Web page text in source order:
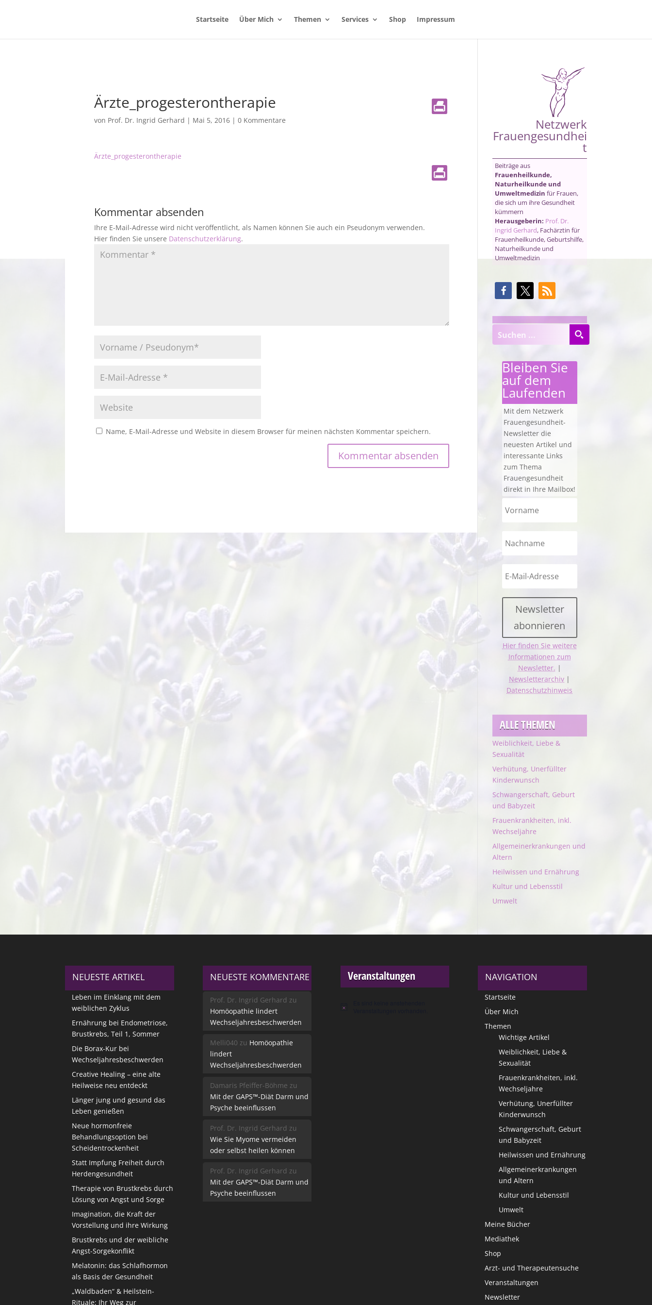
Startseite Über Mich Themen Services Shop Impressum
Ärzte_progesterontherapie
von Prof. Dr. Ingrid Gerhard | Mai 5, 2016| 0 Kommentare
Ärzte_progesterontherapie
Kommentar absenden
Ihre E-Mail-Adresse wird nicht veröffentlicht, als Namen können Sie auch ein Pseudonym verwenden.
Hier finden Sie unsere Datenschutzerklärung.
Name, E-Mail-Adresse und Website in diesem Browser für meinen nächsten Kommentar speichern.
Netzwerk
Frauengesundhei
t
Beiträge aus
Frauenheilkunde,
Naturheilkunde und
Umweltmedizin für Frauen,
die sich um ihre Gesundheit
kümmern
Herausgeberin: Prof. Dr.
Ingrid Gerhard, Fachärztin für
Frauenheilkunde, Geburtshilfe,
Naturheilkunde und
Umweltmedizin
Bleiben Sie
auf dem
Laufenden
Mit dem Netzwerk
Frauengesundheit-
Newsletter die
neuesten Artikel und
interessante Links
zum Thema
Frauengesundheit
direkt in Ihre Mailbox!
Newsletter
abonnieren
Hier finden Sie weitere
Informationen zum
Newsletter. |
Newsletterarchiv |
Datenschutzhinweis
ALLE THEMEN
Weiblichkeit, Liebe &
Sexualität
Verhütung, Unerfüllter
Kinderwunsch
Schwangerschaft, Geburt
und Babyzeit
Frauenkrankheiten, inkl.
Wechseljahre
Allgemeinerkrankungen und
Altern
Heilwissen und Ernährung
Kultur und Lebensstil
Umwelt
NEUESTE ARTIKEL
Leben im Einklang mit dem
weiblichen Zyklus
Ernährung bei Endometriose,
Brustkrebs, Teil 1, Sommer
Die Borax-Kur bei
Wechseljahresbeschwerden
Creative Healing – eine alte
Heilweise neu entdeckt
Länger jung und gesund das
Leben genießen
Neue hormonfreie
Behandlungsoption bei
Scheidentrockenheit
Statt Impfung Freiheit durch
Herdengesundheit
Therapie von Brustkrebs durch
Lösung von Angst und Sorge
Imagination, die Kraft der
Vorstellung und ihre Wirkung
Brustkrebs und der weibliche
Angst-Sorgekonflikt
Melatonin: das Schlafhormon
als Basis der Gesundheit
„Waldbaden“ & Heilstein-
Rituale: Ihr Weg zur
NEUESTE KOMMENTARE
Prof. Dr. Ingrid Gerhard zu
Homöopathie lindert
Wechseljahresbeschwerden
Melli040 zu Homöopathie
lindert
Wechseljahresbeschwerden
Damaris Pfeiffer-Böhme zu
Mit der GAPS™-Diät Darm und
Psyche beeinflussen
Prof. Dr. Ingrid Gerhard zu
Wie Sie Myome vermeiden
oder selbst heilen können
Prof. Dr. Ingrid Gerhard zu
Mit der GAPS™-Diät Darm und
Psyche beeinflussen
Veranstaltungen
Hinweis
NAVIGATION
Startseite
Über Mich
Themen
Wichtige Artikel
Weiblichkeit, Liebe &
Sexualität
Frauenkrankheiten, inkl.
Wechseljahre
Verhütung, Unerfüllter
Kinderwunsch
Schwangerschaft, Geburt
und Babyzeit
Heilwissen und Ernährung
Allgemeinerkrankungen
und Altern
Kultur und Lebensstil
Umwelt
Meine Bücher
Mediathek
Shop
Arzt- und Therapeutensuche
Veranstaltungen
Newsletter